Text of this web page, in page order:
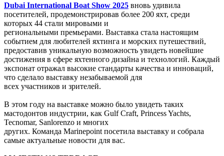
Dubai International Boat Show 2025 вновь удивила
посетителей, продемонстрировав более 200 яхт, среди
которых 44 стали мировыми и
региональными премьерами. Выставка стала настоящим
событием для любителей яхтинга и морских путешествий,
предоставив уникальную возможность увидеть новейшие
достижения в сфере яхтенного дизайна и технологий. Каждый
экспонат отражал высокие стандарты качества и инноваций,
что сделало выставку незабываемой для
всех участников и зрителей.
В этом году на выставке можно было увидеть таких
мастодонтов индустрии, как Gulf Craft, Princess Yachts,
Tecnomar, Sanlorenzo и многих
других. Команда Marinepoint посетила выставку и собрала
самые актуальные новости для вас.